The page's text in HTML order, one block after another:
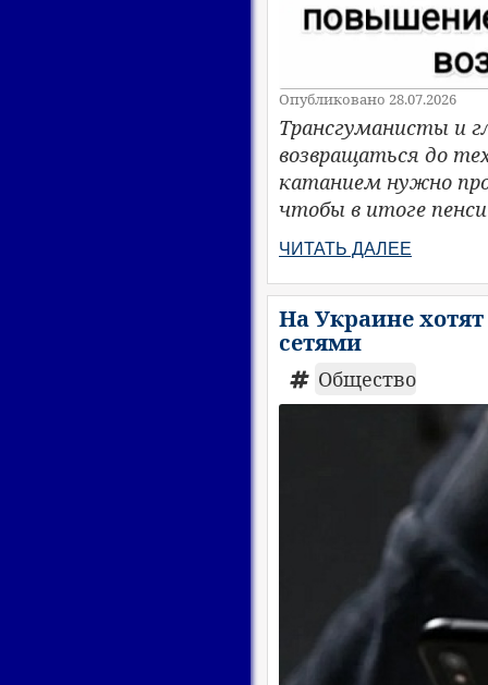
Опубликовано 28.07.2026
Трансгуманисты и
возвращаться до
катанием нужно
чтобы в итоге
ЧИТАТЬ ДАЛЕЕ
На Украине
сетями
Общество